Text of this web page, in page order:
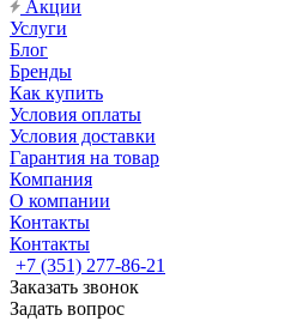
Акции
Услуги
Блог
Бренды
Как купить
Условия оплаты
Условия доставки
Гарантия на товар
Компания
О компании
Контакты
Контакты
+7 (351) 277-86-21
Заказать звонок
Задать вопрос